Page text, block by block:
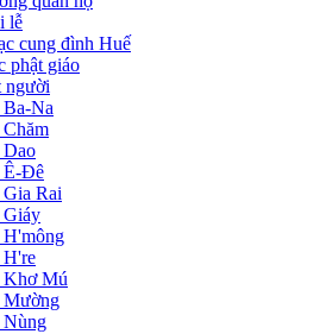
lễ
cung đình Huế
phật giáo
người
Na
Dao
Ê-Đê
Rai
Giáy
H'mông
H're
Khơ Mú
Mường
Nùng